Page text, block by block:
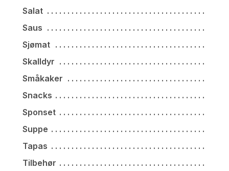
Salat
Saus
Sjømat
Skalldyr
Småkaker
Snacks
Sponset
Suppe
Tapas
Tilbehør